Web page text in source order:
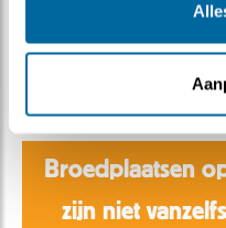
Vliegshow
Aaltje | Geplaatst op 16
|
Bewaar dit filmpje|
Broedplaatsen
zijn niet